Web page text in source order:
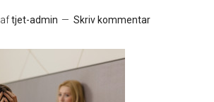
aftjet-admin Skriv kommentar